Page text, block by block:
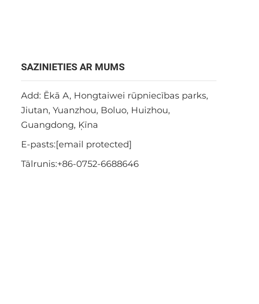
SAZINIETIES AR MUMS
Add: Ēkā A, Hongtaiwei rūpniecības parks,
Jiutan, Yuanzhou, Boluo, Huizhou,
Guangdong, Ķīna
E-pasts:[email protected]
Tālrunis:+86-0752-6688646